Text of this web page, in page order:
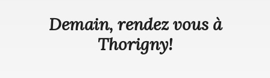
Demain, rendez vous à
Thorigny!